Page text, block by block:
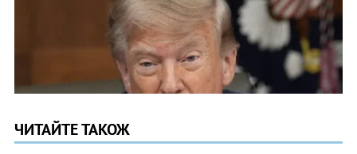
ЧИТАЙТЕ ТАКОЖ